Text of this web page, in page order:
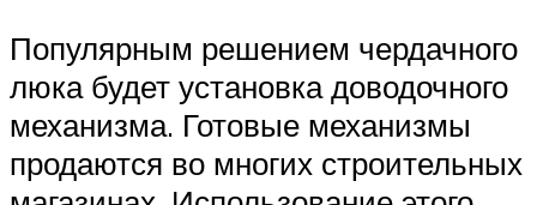
Популярным решением чердачного
люка будет установка доводочного
механизма. Готовые механизмы
продаются во многих строительных